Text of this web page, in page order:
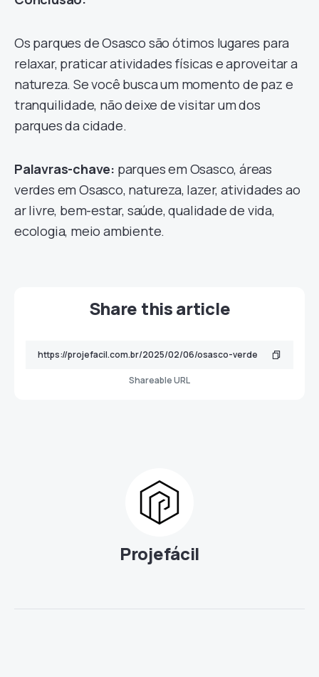
Os parques de Osasco são ótimos lugares para
relaxar, praticar atividades físicas e aproveitar a
natureza. Se você busca um momento de paz e
tranquilidade, não deixe de visitar um dos
parques da cidade.
Palavras-chave: parques em Osasco, áreas
verdes em Osasco, natureza, lazer, atividades ao
ar livre, bem-estar, saúde, qualidade de vida,
ecologia, meio ambiente.
Share this article
Shareable URL
Projefácil